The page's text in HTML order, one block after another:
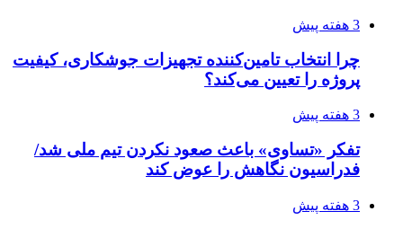
3 هفته پیش
چرا انتخاب تامین‌کننده تجهیزات جوشکاری، کیفیت
پروژه را تعیین می‌کند؟
3 هفته پیش
تفکر «تساوی» باعث صعود نکردن تیم ملی شد/
فدراسیون نگاهش را عوض کند
3 هفته پیش